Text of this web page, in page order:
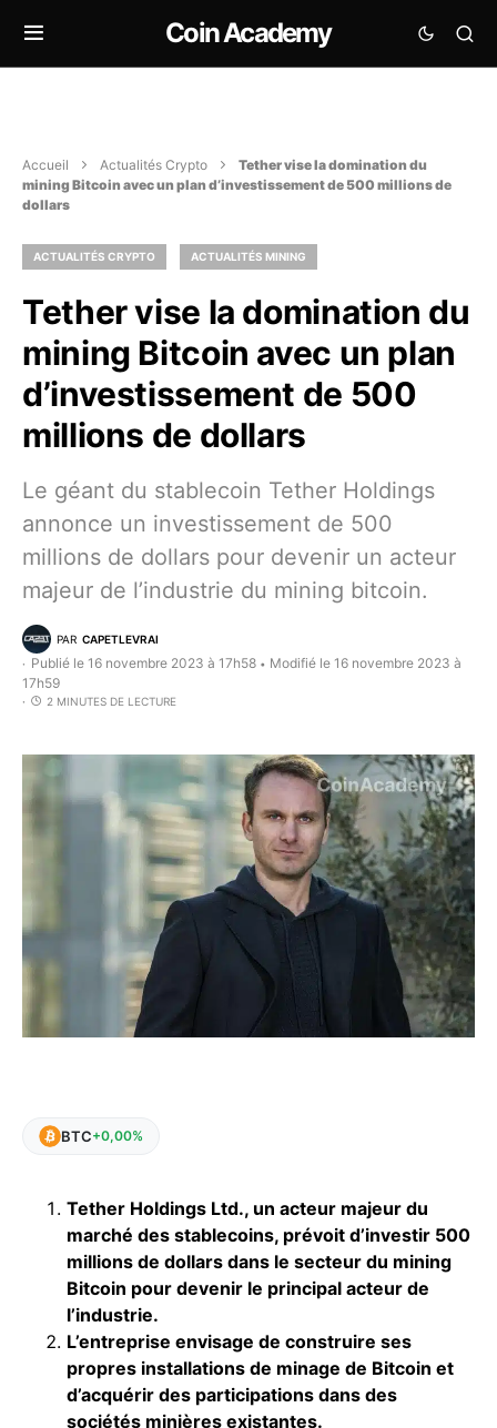
Coin Academy
Accueil Actualités Crypto
Tether vise la domination du
mining Bitcoin avec un plan d’investissement de 500 millions de
dollars
ACTUALITÉS CRYPTO ACTUALITÉS MINING
Tether vise la domination du
mining Bitcoin avec un plan
d’investissement de 500
millions de dollars
Le géant du stablecoin Tether Holdings
annonce un investissement de 500
millions de dollars pour devenir un acteur
majeur de l’industrie du mining bitcoin.
PAR CAPETLEVRAI
Publié le 16 novembre 2023 à 17h58 • Modifié le 16 novembre 2023 à
17h59
2 MINUTES DE LECTURE
BTC+0,00%
Tether Holdings Ltd., un acteur majeur du
marché des stablecoins, prévoit d’investir 500
millions de dollars dans le secteur du mining
Bitcoin pour devenir le principal acteur de
l’industrie.
L’entreprise envisage de construire ses
propres installations de minage de Bitcoin et
d’acquérir des participations dans des
sociétés minières existantes.